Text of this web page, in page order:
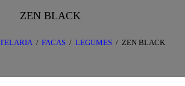
ZEN BLACK
FACAS LEGUMES ZEN BLACK